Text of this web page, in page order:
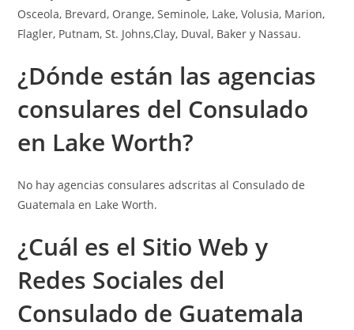
Osceola, Brevard, Orange, Seminole, Lake, Volusia, Marion,
Flagler, Putnam, St. Johns,Clay, Duval, Baker y Nassau.
¿Dónde están las agencias
consulares del Consulado
en Lake Worth?
No hay agencias consulares adscritas al Consulado de
Guatemala en Lake Worth.
¿Cuál es el Sitio Web y
Redes Sociales del
Consulado de Guatemala